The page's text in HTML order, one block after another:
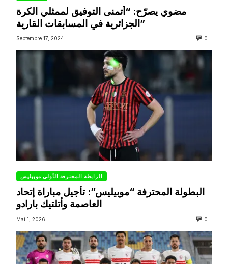
مضوي يصرّح: “أتمنى التوفيق لممثلي الكرة
الجزائرية في المسابقات القارية”
Septembre 17, 2024 0
الرابطة المحترفة الأولى موبيليس
البطولة المحترفة “موبيليس”: تأجيل مباراة إتحاد
العاصمة وأتلتيك بارادو
Mai 1, 2026 0